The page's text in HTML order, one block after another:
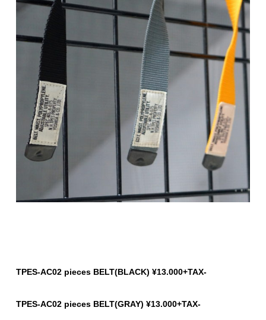
TPES-AC02 pieces BELT(BLACK) ¥13.000+TAX-
TPES-AC02 pieces BELT(GRAY) ¥13.000+TAX-